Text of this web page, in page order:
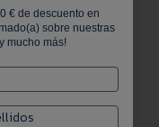
€ de descuento en
sobre nuestras
mucho más!